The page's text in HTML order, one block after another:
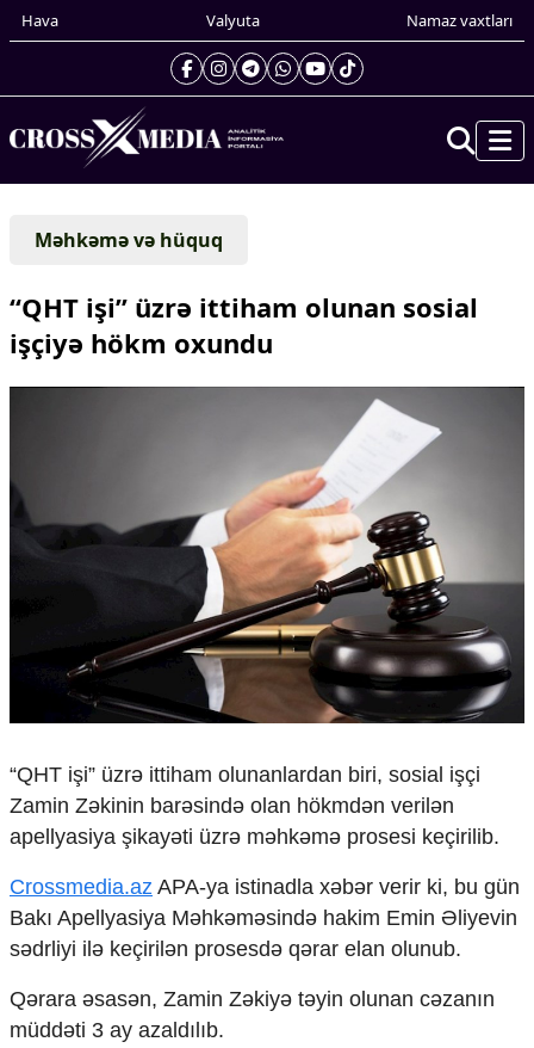
Hava Valyuta Namaz vaxtları
Gündəm
Xarici xəbərlər
Cənubi Qafqaz
Çarpaz baxış
Geosiyasi
İqtisadi
Sosioloji
Multimedia
Foto
Video
Podcast
Humanitar
Mədəniyyət
Diaspor
Məhkəmə və hüquq
“QHT işi” üzrə ittiham olunan sosial
işçiyə hökm oxundu
“QHT işi” üzrə ittiham olunanlardan biri, sosial işçi
Zamin Zəkinin barəsində olan hökmdən verilən
apellyasiya şikayəti üzrə məhkəmə prosesi keçirilib.
Crossmedia.az APA-ya istinadla xəbər verir ki, bu gün
Bakı Apellyasiya Məhkəməsində hakim Emin Əliyevin
sədrliyi ilə keçirilən prosesdə qərar elan olunub.
Qərara əsasən, Zamin Zəkiyə təyin olunan cəzanın
müddəti 3 ay azaldılıb.